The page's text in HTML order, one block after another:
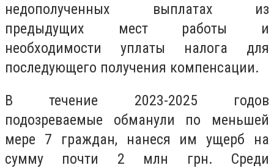
недополученных выплатах из
предыдущих мест работы и
необходимости уплаты налога для
последующего получения компенсации.
В течение 2023-2025 годов
подозреваемые обманули по меньшей
мере 7 граждан, нанеся им ущерб на
сумму почти 2 млн грн. Среди